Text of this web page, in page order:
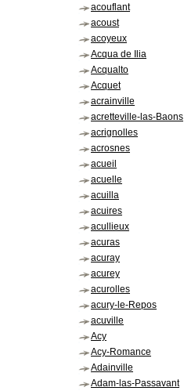
acouflant
acoust
acoyeux
Acqua de Ilia
Acqualto
Acquet
acrainville
acretteville-las-Baons
acrignolles
acrosnes
acueil
acuelle
acuilla
acuires
acullieux
acuras
acuray
acurey
acurolles
acury-le-Repos
acuville
Acy
Acy-Romance
Adainville
Adam-las-Passavant